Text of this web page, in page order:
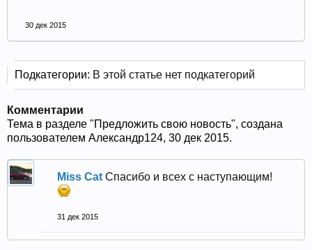
30 дек 2015
Подкатегории: В этой статье нет подкатегорий
Комментарии
Тема в разделе "Предложить свою новость", создана
пользователем Александр124, 30 дек 2015.
Miss Cat Спасибо и всех с наступающим!
31 дек 2015